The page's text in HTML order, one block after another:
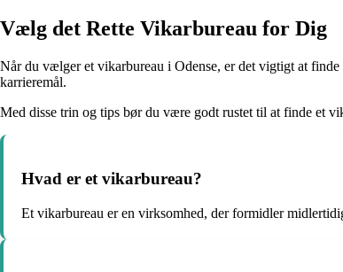
Vælg det Rette Vikarbureau for Dig
Når du vælger et vikarbureau i Odense, er det vigtigt at
karrieremål.
Med disse trin og tips bør du være godt rustet til at finde et
Hvad er et vikarbureau?
Et vikarbureau er en virksomhed, der formidler